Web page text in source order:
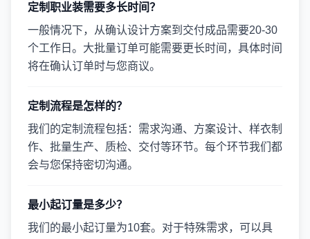
定制职业装需要多长时间？
一般情况下，从确认设计方案到交付成品需要20-30
个工作日。大批量订单可能需要更长时间，具体时间
将在确认订单时与您商议。
定制流程是怎样的？
我们的定制流程包括：需求沟通、方案设计、样衣制
作、批量生产、质检、交付等环节。每个环节我们都
会与您保持密切沟通。
最小起订量是多少？
我们的最小起订量为10套。对于特殊需求，可以具